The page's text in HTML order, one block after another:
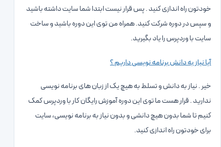
خودتون راه اندازی کنید . پس قرار نیست ابتدا شما سایت داشته باشید
و سپس در دوره شرکت کنید. همراه من توی این دوره باشید و ساخت
سایت با وردپرس را یاد بگیرید.
آیا نیاز به دانش برنامه نویسی داریم ؟
خیر . نیاز به دانش و تسلط به هیچ یک از زبان های برنامه نویسی
ندارید . قرار هست ما توی این دوره آموزش رایگان کار با وردپرس کمک
کنیم تا شما بدون هیچ دانشی و بدون نیاز به برنامه نویسی، سایت
برای خودتون راه اندازی کنید.